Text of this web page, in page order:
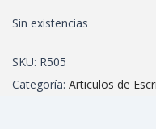
Sin existencias
SKU: R505
Categoría: Articulos de